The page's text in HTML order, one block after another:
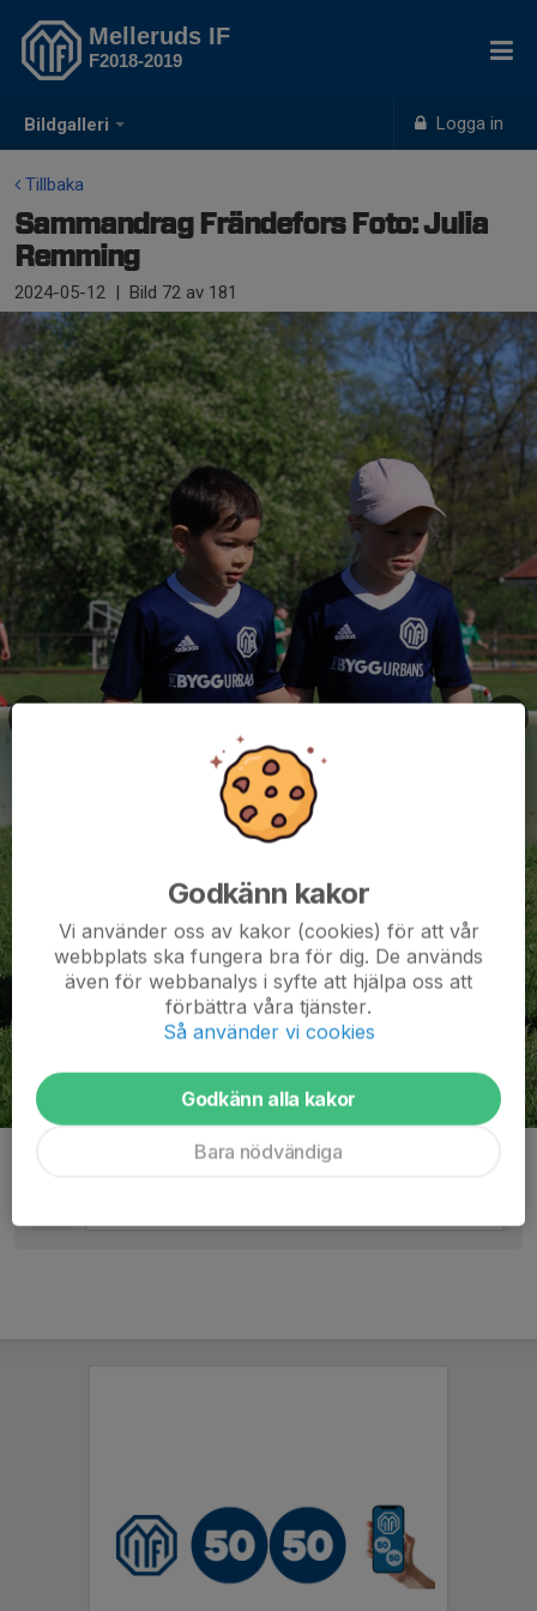
Bildgalleri Logga in
Melleruds IF
F2018-2019
Tillbaka
Sammandrag Frändefors Foto: Julia
Remming
2024-05-12 | Bild 72 av 181
Godkänn kakor
Vi använder oss av kakor (cookies) för att vår
webbplats ska fungera bra för dig. De används
även för webbanalys i syfte att hjälpa oss att
förbättra våra tjänster.
Så använder vi cookies
Godkänn alla kakor
Bara nödvändiga